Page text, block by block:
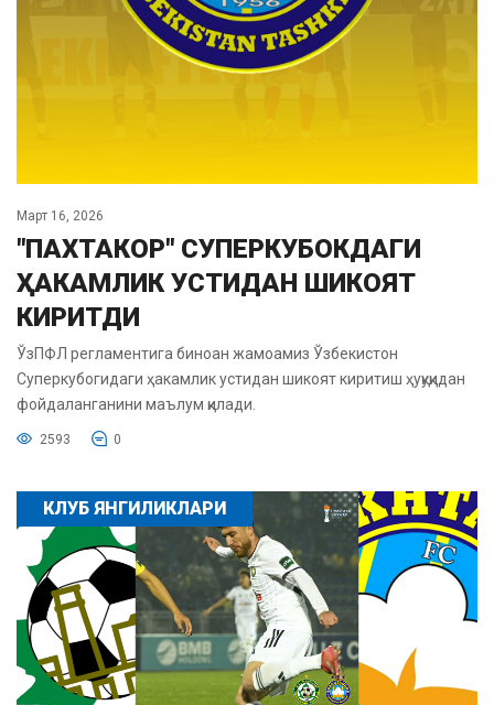
Март 16, 2026
"ПАХТАКОР" СУПЕРКУБОКДАГИ
ҲАКАМЛИК УСТИДАН ШИКОЯТ
КИРИТДИ
ЎзПФЛ регламентига биноан жамоамиз Ўзбекистон
Суперкубогидаги ҳакамлик устидан шикоят киритиш ҳуқуқидан
фойдаланганини маълум қилади.
2593 0
КЛУБ ЯНГИЛИКЛАРИ